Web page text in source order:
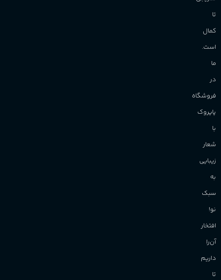
تا
کمال
است.
ما
در
فروشگاه
پاپروک
با
شعار
زیبایی
به
سبک
نو!
افتخار
آن‌را
داریم
تا